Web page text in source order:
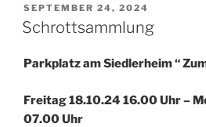
VERÖFFENTLICHT
AM
SEPTEMBER 24, 2024
Schrottsammlung
Parkplatz am Siedlerheim “
Freitag18.10.24 16.00 Uhr –
07.00 Uhr